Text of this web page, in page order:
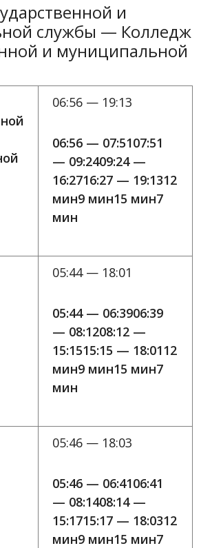
и
службы — Колледж
и муниципальной
06:56 — 19:13
06:56 — 07:5107:51
— 09:2409:24 —
16:2716:27 — 19:1312
мин9 мин15 мин7
мин
05:44 — 18:01
05:44 — 06:3906:39
— 08:1208:12 —
15:1515:15 — 18:0112
мин9 мин15 мин7
мин
05:46 — 18:03
05:46 — 06:4106:41
— 08:1408:14 —
15:1715:17 — 18:0312
мин9 мин15 мин7